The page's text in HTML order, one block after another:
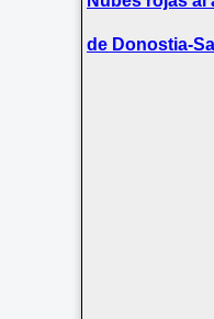
de Donostia-